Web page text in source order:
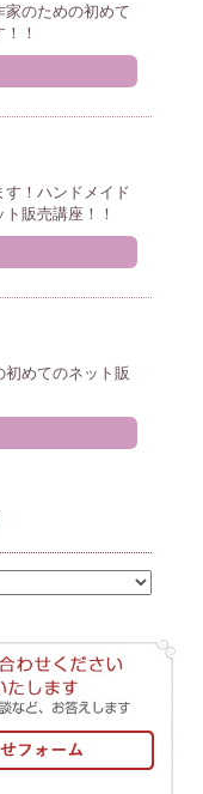
家のための初めて
！
！ハンドメイド
販売講座！！
めてのネット販